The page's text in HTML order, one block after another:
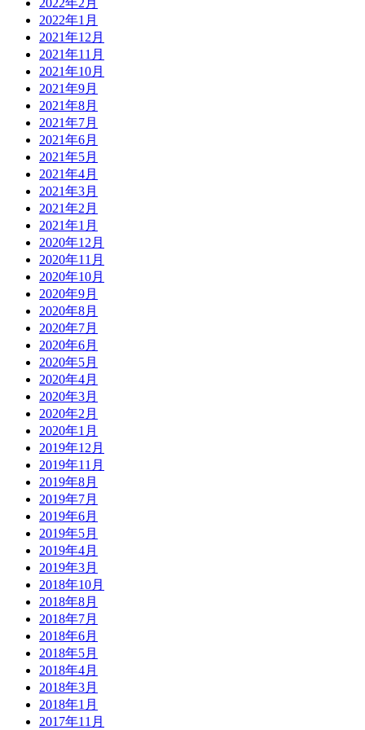
2022年2月
2022年1月
2021年12月
2021年11月
2021年10月
2021年9月
2021年8月
2021年7月
2021年6月
2021年5月
2021年4月
2021年3月
2021年2月
2021年1月
2020年12月
2020年11月
2020年10月
2020年9月
2020年8月
2020年7月
2020年6月
2020年5月
2020年4月
2020年3月
2020年2月
2020年1月
2019年12月
2019年11月
2019年8月
2019年7月
2019年6月
2019年5月
2019年4月
2019年3月
2018年10月
2018年8月
2018年7月
2018年6月
2018年5月
2018年4月
2018年3月
2018年1月
2017年11月